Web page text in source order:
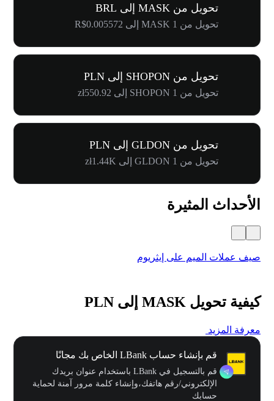
تحويل من MASK إلى BRL
تحويل من 1 MASK إلى R$0.005572
تحويل من SHOPON إلى PLN
تحويل من 1 SHOPON إلى zł550.92
تحويل من GLDON إلى PLN
تحويل من 1 GLDON إلى zł1.44K
الأحداث المثيرة
صيف عملات الميم على إيثريوم
كيفية تحويل MASK إلى PLN
معرفة المزيد
قم بإنشاء حساب LBank الخاص بك مجانًا
قم بالتسجيل في LBank باستخدام عنوان بريدك
الإلكتروني/رقم هاتفك،وإنشاء كلمة مرور آمنة لحماية
حسابك